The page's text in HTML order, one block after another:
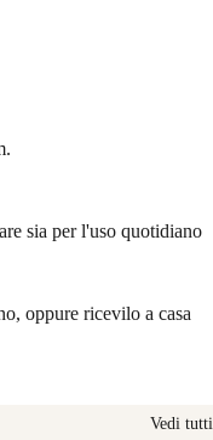
sia per l'uso quotidiano
oppure ricevilo a casa
Vedi tutti